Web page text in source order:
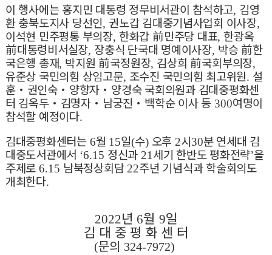
이 행사에는 홍지민 대통령 정무비서관이 참석하고, 김영
환 충북도지사 당선인, 권노갑 김대중기념사업회 이사장,
이석현 민주평통 부의장, 한화갑 前민주당 대표,한광옥
前대통령비서실장, 장충식 단국대 명예이사장, 박승前한
국은행 총재, 박지원 前국정원장, 김상희 前국회부의장,
유준상 국민의힘 상임고문, 조수진 국민의힘 최고위원. 설
훈・ 권인숙・ 양향자 ・ 양경숙 국회의원과 김대중평화센
터 김옥두・ 김명자・ 남궁진 ・ 백학순 이사 등 300여명이
참석할 예정이다.
김대중평화센터는 6월 15일(수) 오후 2시30분 연세대 김
대중도서관에서 ‘6.15 정신과 21 세기 한반도 평화전략’을
주제로 6.15 남북정상회담 22주년 기념식과 학술회의도
개최한다.
2022년 6월 9일
김 대 중 평 화 센 터
(문의 324-7972)